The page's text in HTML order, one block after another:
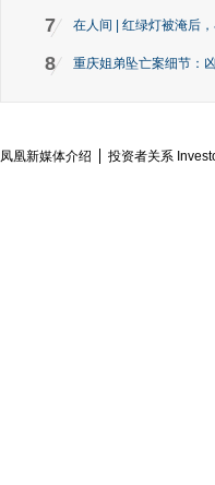
7 在人间 | 红绿灯被淹后
8 重庆姐弟坠亡案细节：
凤凰新媒体介绍 投资者关系